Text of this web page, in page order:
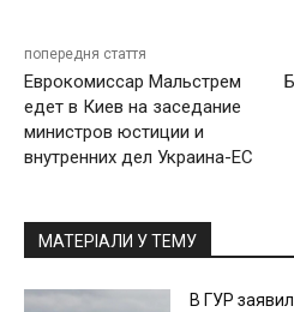
попередня стаття
Еврокомиссар Мальстрем
едет в Киев на заседание
министров юстиции и
внутренних дел Украина-ЕС
МАТЕРІАЛИ У ТЕМУ
В ГУР